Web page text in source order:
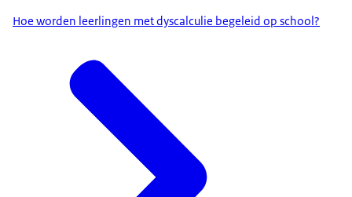
Hoe worden leerlingen met dyscalculie begeleid op school?